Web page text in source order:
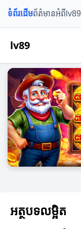
ទំព័រដើមព័ត៌មានអំពីlv89
lv89
អត្ថបទលម្អិត